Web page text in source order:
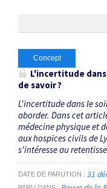
Concept
L'incertitude
de savoir ?
L'incertitude dans le
aborder. Dans cet
médecine physique et
aux hospices civils de
s'intéresse au
DATE DE PARUTION 31